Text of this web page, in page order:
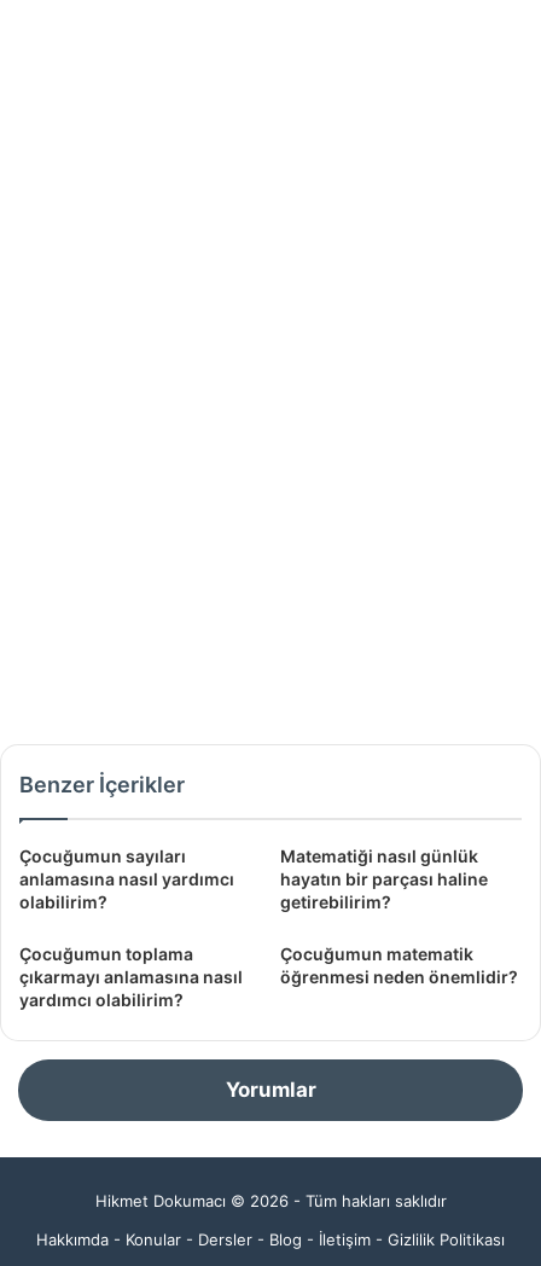
Benzer İçerikler
Çocuğumun sayıları
anlamasına nasıl yardımcı
olabilirim?
Matematiği nasıl günlük
hayatın bir parçası haline
getirebilirim?
Çocuğumun toplama
çıkarmayı anlamasına nasıl
yardımcı olabilirim?
Çocuğumun matematik
öğrenmesi neden önemlidir?
Yorumlar
Hikmet Dokumacı © 2026 - Tüm hakları saklıdır
Hakkımda - Konular - Dersler - Blog - İletişim - Gizlilik Politikası